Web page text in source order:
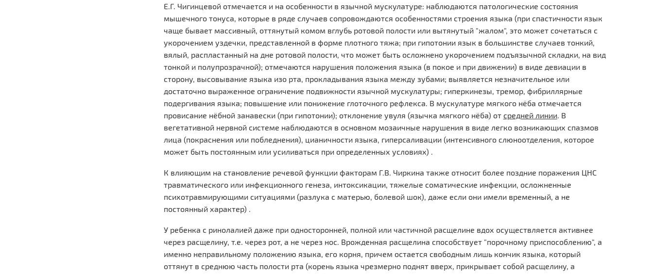
Е.Г. Чигинцевой отмечается и на особенности в язычной мускулатуре: наблюдаются патологические состояния
мышечного тонуса, которые в ряде случаев сопровождаются особенностями строения языка (при спастичности язык
чаще бывает массивный, оттянутый комом вглубь ротовой полости или вытянутый "жалом", это может сочетаться с
укорочением уздечки, представленной в форме плотного тяжа; при гипотонии язык в большинстве случаев тонкий,
вялый, распластанный на дне ротовой полости, что может быть осложнено укорочением подъязычной складки, на вид
тонкой и полупрозрачной); отмечаются нарушения положения языка (в покое и при движении) в виде девиации в
сторону, высовывание языка изо рта, прокладывания языка между зубами; выявляется незначительное или
достаточно выраженное ограничение подвижности язычной мускулатуры; гиперкинезы, тремор, фибриллярные
подергивания языка; повышение или понижение глоточного рефлекса. В мускулатуре мягкого нёба отмечается
провисание нёбной занавески (при гипотонии); отклонение увуля (язычка мягкого нёба) от средней линии. В
вегетативной нервной системе наблюдаются в основном мозаичные нарушения в виде легко возникающих спазмов
лица (покраснения или побледнения), цианичности языка, гиперсаливации (интенсивного слюноотделения, которое
может быть постоянным или усиливаться при определенных условиях) .
К влияющим на становление речевой функции факторам Г.В. Чиркина также относит более поздние поражения ЦНС
травматического или инфекционного генеза, интоксикации, тяжелые соматические инфекции, осложненные
психотравмирующими ситуациями (разлука с матерью, болевой шок), даже если они имели временный, а не
постоянный характер) .
У ребенка с ринолалией даже при односторонней, полной или частичной расщелине вдох осуществляется активнее
через расщелину, т.е. через рот, а не через нос. Врожденная расщелина способствует "порочному приспособлению", а
именно неправильному положению языка, его корня, причем остается свободным лишь кончик языка, который
оттянут в среднюю часть полости рта (корень языка чрезмерно поднят вверх, прикрывает собой расщелину, а